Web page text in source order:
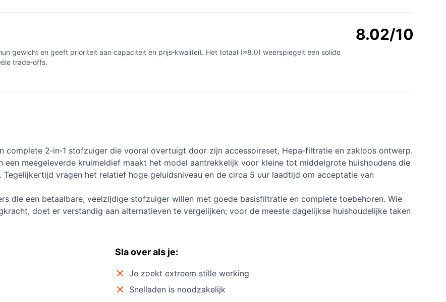
8.02/10
gewicht en geeft prioriteit aan capaciteit en prijs‑kwaliteit. Het totaal (≈8.0) weerspiegelt een solide
trade‑offs.
complete 2‑in‑1 stofzuiger die vooral overtuigt door zijn accessoireset, Hepa‑filtratie en zakloos ontwerp.
een meegeleverde kruimeldief maakt het model aantrekkelijk voor kleine tot middelgrote huishoudens die
vragen het relatief hoge geluidsniveau en de circa 5 uur laadtijd om acceptatie van
die een betaalbare, veelzijdige stofzuiger willen met goede basisfiltratie en complete toebehoren. Wie
doet er verstandig aan alternatieven te vergelijken; voor de meeste dagelijkse huishoudelijke taken
Sla over als je:
Je zoekt extreem stille werking
Snelladen is noodzakelijk